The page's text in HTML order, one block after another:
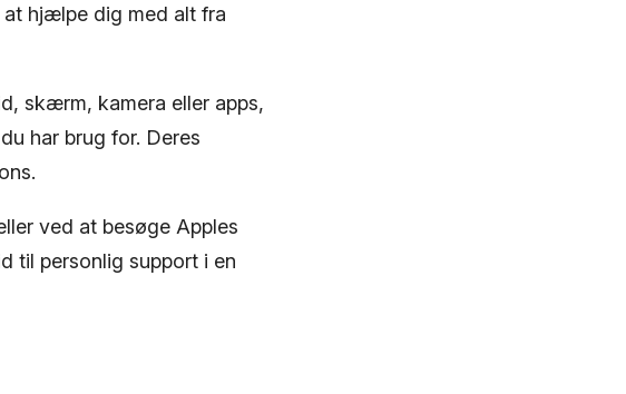
at hjælpe dig med alt fra
skærm, kamera eller apps,
har brug for. Deres
ved at besøge Apples
til personlig support i en